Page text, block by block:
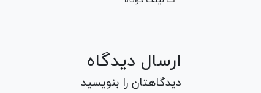
ارسال دیدگاه
دیدگاهتان را بنویسید